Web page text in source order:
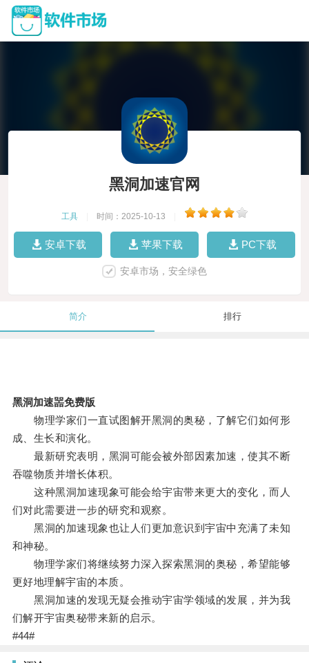
黑洞加速官网
工具 时间：2025-10-13
安卓下载 苹果下载 PC下载
安卓市场，安全绿色
简介 排行
黑洞加速噐免费版
物理学家们一直试图解开黑洞的奥秘，了解它们如何形
成、生长和演化。
最新研究表明，黑洞可能会被外部因素加速，使其不断
吞噬物质并增长体积。
这种黑洞加速现象可能会给宇宙带来更大的变化，而人
们对此需要进一步的研究和观察。
黑洞的加速现象也让人们更加意识到宇宙中充满了未知
和神秘。
物理学家们将继续努力深入探索黑洞的奥秘，希望能够
更好地理解宇宙的本质。
黑洞加速的发现无疑会推动宇宙学领域的发展，并为我
们解开宇宙奥秘带来新的启示。
#44#